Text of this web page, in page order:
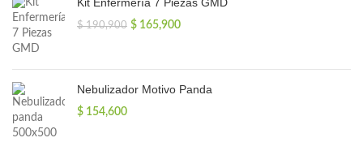
$190,900 El
era:
$ 190,900.
$ 165,900El
es:
$ 165,900.
Nebulizador Motivo Panda
$ 154,600